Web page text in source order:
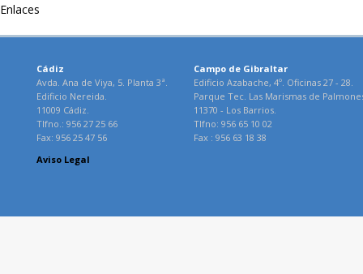
Enlaces
Cádiz
Avda. Ana de Viya, 5. Planta 3ª.
Edificio Nereida.
11009 Cádiz.
Tlfno.: 956 27 25 66
Fax: 956 25 47 56
Campo de Gibraltar
Edificio Azabache, 4º. Oficinas 27 - 28.
Parque Tec. Las Marismas de
11370 - Los Barrios.
Tlfno: 956 65 10 02
Fax : 956 63 18 38
Aviso Legal